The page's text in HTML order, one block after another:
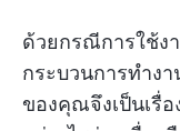
ด้วยกรณีการใช้ง
กระบวนการทำง
ของคุณจึงเป็นเรื่